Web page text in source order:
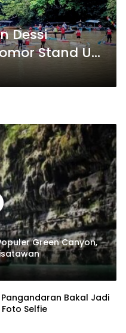
Dessi
Stand Up
di Piala
Green Canyon,
Bakal Jadi
Selfie